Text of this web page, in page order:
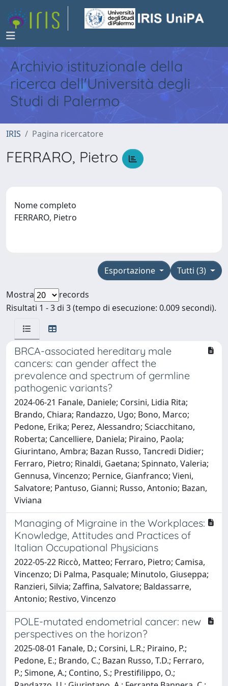
Archivio istituzionale della
ricerca dell'Università degli
Studi di Palermo
IRIS Pagina ricercatore
FERRARO, Pietro
Nome completo
FERRARO, Pietro
Tutti (3)
Esportazione
Mostra
records
Risultati 1 - 3 di 3 (tempo di esecuzione: 0.009 secondi).
BRCA-associated hereditary male
cancers: can gender affect the
prevalence and spectrum of germline
pathogenic variants?
2024-06-21 Fanale, Daniele; Corsini, Lidia Rita;
Brando, Chiara; Randazzo, Ugo; Bono, Marco;
Pedone, Erika; Perez, Alessandro; Sciacchitano,
Roberta; Cancelliere, Daniela; Piraino, Paola;
Giurintano, Ambra; Bazan Russo, Tancredi Didier;
Ferraro, Pietro; Rinaldi, Gaetana; Spinnato, Valeria;
Gennusa, Vincenzo; Pernice, Gianfranco; Vieni,
Salvatore; Pantuso, Gianni; Russo, Antonio; Bazan,
Viviana
Managing of Migraine in the Workplaces:
Knowledge, Attitudes and Practices of
Italian Occupational Physicians
2022-05-22 Riccò, Matteo; Ferraro, Pietro; Camisa,
Vincenzo; Di Palma, Pasquale; Minutolo, Giuseppa;
Ranzieri, Silvia; Zaffina, Salvatore; Baldassarre,
Antonio; Restivo, Vincenzo
POLE-mutated endometrial cancer: new
perspectives on the horizon?
2025-08-01 Fanale, D.; Corsini, L.R.; Piraino, P.;
Pedone, E.; Brando, C.; Bazan Russo, T.D.; Ferraro,
P.; Simone, A.; Contino, S.; Prestifilippo, O.;